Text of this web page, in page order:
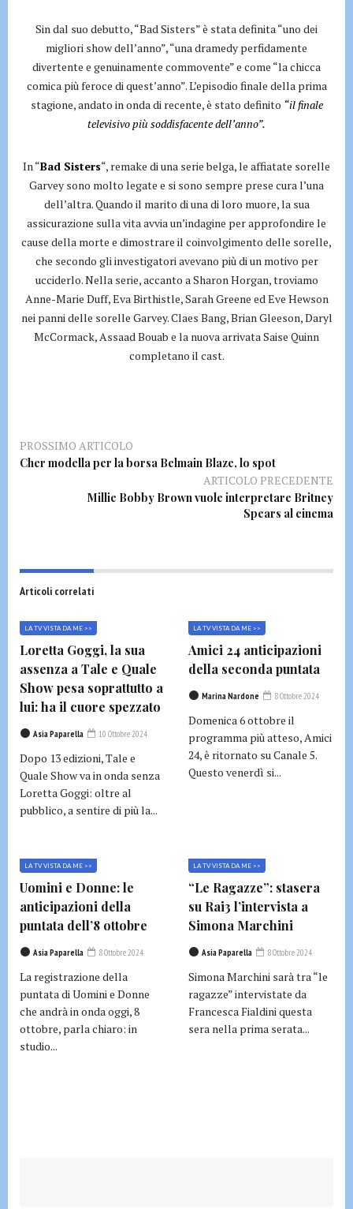
Sin dal suo debutto, “Bad Sisters” è stata definita “uno dei
migliori show dell’anno”, “una dramedy perfidamente
divertente e genuinamente commovente” e come “la chicca
comica più feroce di quest’anno”. L’episodio finale della prima
stagione, andato in onda di recente, è stato definito “il finale
televisivo più soddisfacente dell’anno”.
In “Bad Sisters“, remake di una serie belga, le affiatate sorelle
Garvey sono molto legate e si sono sempre prese cura l’una
dell’altra. Quando il marito di una di loro muore, la sua
assicurazione sulla vita avvia un’indagine per approfondire le
cause della morte e dimostrare il coinvolgimento delle sorelle,
che secondo gli investigatori avevano più di un motivo per
ucciderlo. Nella serie, accanto a Sharon Horgan, troviamo
Anne-Marie Duff, Eva Birthistle, Sarah Greene ed Eve Hewson
nei panni delle sorelle Garvey. Claes Bang, Brian Gleeson, Daryl
McCormack, Assaad Bouab e la nuova arrivata Saise Quinn
completano il cast.
PROSSIMO ARTICOLO
Cher modella per la borsa Belmain Blaze, lo spot
ARTICOLO PRECEDENTE
Millie Bobby Brown vuole interpretare Britney
Spears al cinema
Articoli correlati
LA TV VISTA DA ME >>
Loretta Goggi, la sua
assenza a Tale e Quale
Show pesa soprattutto a
lui: ha il cuore spezzato
Asia Paparella 10 Ottobre 2024
Dopo 13 edizioni, Tale e
Quale Show va in onda senza
Loretta Goggi: oltre al
pubblico, a sentire di più la...
LA TV VISTA DA ME >>
Amici 24 anticipazioni
della seconda puntata
Marina Nardone 8 Ottobre 2024
Domenica 6 ottobre il
programma più atteso, Amici
24, è ritornato su Canale 5.
Questo venerdì si...
LA TV VISTA DA ME >>
Uomini e Donne: le
anticipazioni della
puntata dell’8 ottobre
Asia Paparella 8 Ottobre 2024
La registrazione della
puntata di Uomini e Donne
che andrà in onda oggi, 8
ottobre, parla chiaro: in
studio...
LA TV VISTA DA ME >>
“Le Ragazze”: stasera
su Rai3 l’intervista a
Simona Marchini
Asia Paparella 8 Ottobre 2024
Simona Marchini sarà tra “le
ragazze” intervistate da
Francesca Fialdini questa
sera nella prima serata...